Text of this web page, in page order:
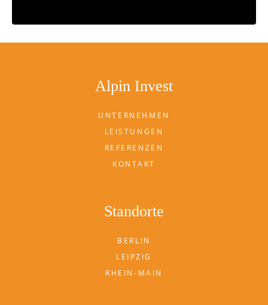
Alpin Invest
UNTERNEHMEN
LEISTUNGEN
REFERENZEN
KONTAKT
Standorte
BERLIN
LEIPZIG
RHEIN-MAIN